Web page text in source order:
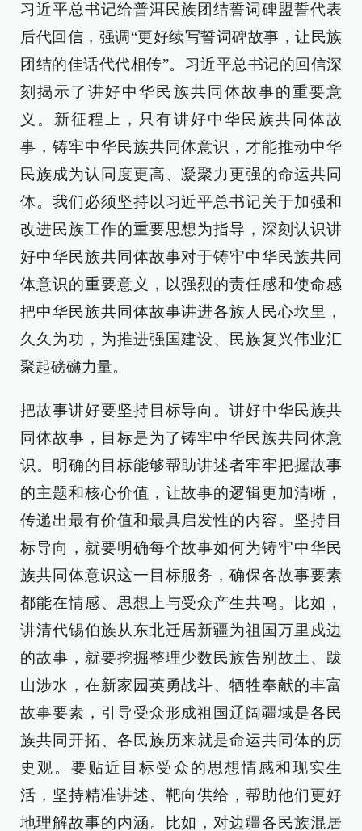
习近平总书记给普洱民族团结誓词碑盟誓代表
后代回信，强调“更好续写誓词碑故事，让民族
团结的佳话代代相传”。习近平总书记的回信深
刻揭示了讲好中华民族共同体故事的重要意
义。新征程上，只有讲好中华民族共同体故
事，铸牢中华民族共同体意识，才能推动中华
民族成为认同度更高、凝聚力更强的命运共同
体。我们必须坚持以习近平总书记关于加强和
改进民族工作的重要思想为指导，深刻认识讲
好中华民族共同体故事对于铸牢中华民族共同
体意识的重要意义，以强烈的责任感和使命感
把中华民族共同体故事讲进各族人民心坎里，
久久为功，为推进强国建设、民族复兴伟业汇
聚起磅礴力量。
把故事讲好要坚持目标导向。讲好中华民族共
同体故事，目标是为了铸牢中华民族共同体意
识。明确的目标能够帮助讲述者牢牢把握故事
的主题和核心价值，让故事的逻辑更加清晰，
传递出最有价值和最具启发性的内容。坚持目
标导向，就要明确每个故事如何为铸牢中华民
族共同体意识这一目标服务，确保各故事要素
都能在情感、思想上与受众产生共鸣。比如，
讲清代锡伯族从东北迁居新疆为祖国万里戍边
的故事，就要挖掘整理少数民族告别故土、跋
山涉水，在新家园英勇战斗、牺牲奉献的丰富
故事要素，引导受众形成祖国辽阔疆域是各民
族共同开拓、各民族历来就是命运共同体的历
史观。要贴近目标受众的思想情感和现实生
活，坚持精准讲述、靶向供给，帮助他们更好
地理解故事的内涵。比如，对边疆各民族混居